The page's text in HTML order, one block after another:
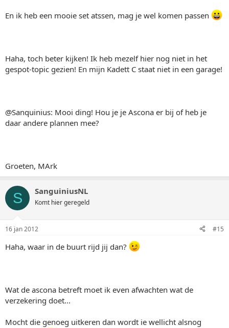
En ik heb een mooie set atssen, mag je wel komen passen
Haha, toch beter kijken! Ik heb mezelf hier nog niet in het
gespot-topic gezien! En mijn Kadett C staat niet in een garage!
@Sanquinius: Mooi ding! Hou je je Ascona er bij of heb je
daar andere plannen mee?
Groeten, MArk
S SanguiniusNL
Komt hier geregeld
16 jan 2012 #15
Haha, waar in de buurt rijd jij dan?
Wat de ascona betreft moet ik even afwachten wat de
verzekering doet...
Mocht die genoeg uitkeren dan wordt ie wellicht alsnog